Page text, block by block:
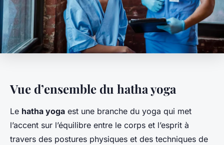
Vue d’ensemble du hatha yoga
Le hatha yoga est une branche du yoga qui met
l’accent sur l’équilibre entre le corps et l’esprit à
travers des postures physiques et des techniques de